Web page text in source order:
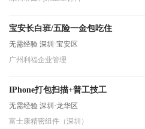
宝安长白班/五险一金包吃住
无需经验 深圳·宝安区
广州利福企业管理
IPhone打包扫描+普工技工
无需经验 深圳·龙华区
富士康精密组件（深圳）